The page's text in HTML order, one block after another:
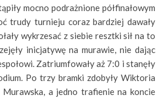
mocno podrażnione półfinałowym
trudy turnieju coraz bardziej dawały
wykrzesać z siebie resztki sił na to
inicjatywę na murawie, nie dając
Zatriumfowały aż 7:0 i stanęły
Po trzy bramki zdobyły Wiktoria
a jedno trafienie na koncie